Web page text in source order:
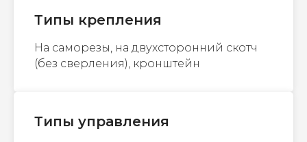
Типы крепления
На саморезы, на двухсторонний скотч
(без сверления), кронштейн
Типы управления